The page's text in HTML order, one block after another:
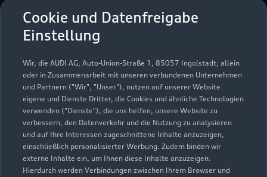
Cookie und Datenfreigabe
Einstellung
Wir, die AUDI AG, Auto-Union-Straße 1, 85057 Ingolstadt, allein
oder in Zusammenarbeit mit unseren verbundenen Unternehmen
und Partnern ("Wir", "Unser"), nutzen auf unserer Website
eigene und Dienste Dritter, die Cookies und ähnliche Technologien
verwenden ("Dienste"), die uns helfen, unsere Website zu
verbessern, den Datenverkehr und die Nutzung zu analysieren
und auf Ihre Interessen zugeschnittene Inhalte anzuzeigen,
einschließlich personalisierter Werbung. Zudem binden wir
externe Inhalte ein, um Ihnen diese Inhalte anzuzeigen.
Hierdurch werden Verbindungen zwischen Ihrem Browser und
Öffnungszeiten
Geschlossen ,öffnet am Freitag 07:45
Teile- & Zubehörverkauf
Geschlossen,öffnet am Freitag 08:00